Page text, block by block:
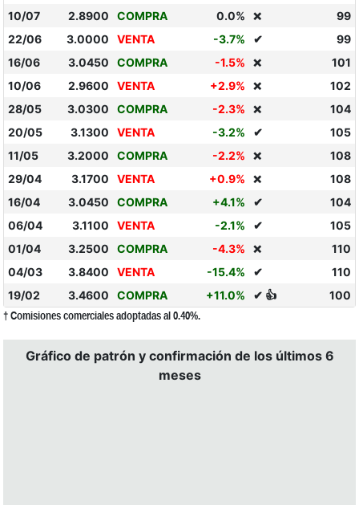
10/07
2.8900 COMPRA 0.0% ❌
99
22/06
3.0000 VENTA -3.7% ✔
99
16/06
3.0450 COMPRA -1.5% ❌
101
10/06
2.9600 VENTA +2.9% ❌
102
28/05
3.0300 COMPRA -2.3% ❌
104
20/05
3.1300 VENTA -3.2% ✔
105
11/05
3.2000 COMPRA -2.2% ❌
108
29/04
3.1700 VENTA +0.9% ❌
108
16/04
3.0450 COMPRA +4.1% ✔
104
06/04
3.1100 VENTA -2.1% ✔
105
01/04
3.2500 COMPRA -4.3% ❌
110
04/03
3.8400 VENTA -15.4% ✔
110
19/02
3.4600 COMPRA +11.0% ✔ 👍 100
† Comisiones comerciales adoptadas al 0.40%.
Gráfico de patrón y confirmación de los últimos 6
meses